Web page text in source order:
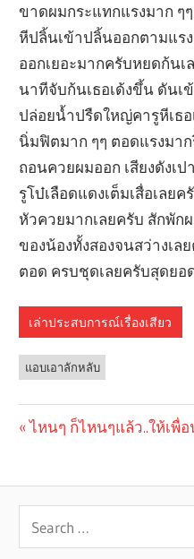
ขาดผมกระแทกแรงมาก ๆ
หีปลิ้นเข้าปลิ้นออกตามแร
ออกเยอะมากครับหยดก้น
นาทีจับก้นเธอเด้งขึ้น ดันเ
ปล่อยน้ำปรืดใหญ่คารูหีเธ
นิ่มฟิตมาก ๆๆ ตอดแรงมา
ถอนควยผมออก เสียงดังเ
รูโบ๋เลือดแดงเต็มเสื่อเลย
หัวควยมากเลยครับ สักพั
ของน้องทั้งสองจนสว่างเ
ตอด ครบชุดเลยครับสุดยอ
เล่าประสบการณ์เรื่องเสียว
แอบเอาลักหลับ
navigation
Previous
ไหนๆ ก็ไหนๆแล้ว..ให้เพื่